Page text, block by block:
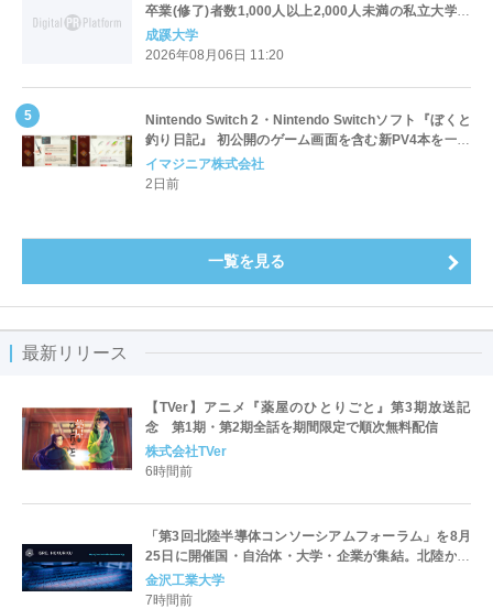
卒業(修了)者数1,000人以上2,000人未満の私立大学で
全国第1位を獲得！～実就職率は26.5%（前年比＋
4.3pt）に伸長、東京の私立大学でも10位にランクイン
成蹊大学
2026年08月06日 11:20
Nintendo Switch 2・Nintendo Switchソフト『ぼくと
釣り日記』 初公開のゲーム画面を含む新PV4本を一挙
公開！
イマジニア株式会社
2日前
一覧を見る
最新リリース
【TVer】アニメ『薬屋のひとりごと』第3期放送記
念 第1期・第2期全話を期間限定で順次無料配信
株式会社TVer
6時間前
「第3回北陸半導体コンソーシアムフォーラム」を8月
25日に開催国・自治体・大学・企業が集結。北陸から
世界に向けた半導体産業の発展とエコシステム形成を
議論
金沢工業大学
7時間前